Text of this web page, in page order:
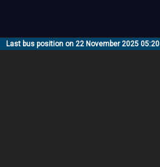
Last bus position on 22 November 2025 05:20